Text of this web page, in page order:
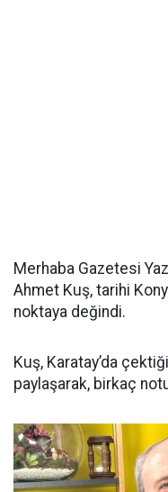
Merhaba Gazetesi
Ahmet Kuş, tarihi
noktaya değindi.
Kuş, Karatay’da
paylaşarak, birkaç